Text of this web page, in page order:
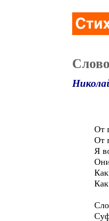
От
От
Я
Они
Как
Как